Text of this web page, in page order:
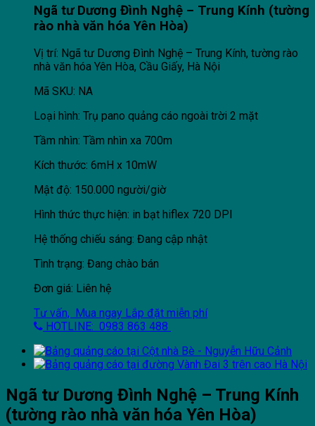
Ngã tư Dương Đình Nghệ – Trung Kính (tường
rào nhà văn hóa Yên Hòa)
Vị trí: Ngã tư Dương Đình Nghệ – Trung Kính, tường rào
nhà văn hóa Yên Hòa, Cầu Giấy, Hà Nội
Mã SKU: NA
Loại hình: Trụ pano quảng cáo ngoài trời 2 mặt
Tầm nhìn: Tầm nhìn xa 700m
Kích thước: 6mH x 10mW
Mật độ: 150.000 người/giờ
Hình thức thực hiện: in bạt hiflex 720 DPI
Hệ thống chiếu sáng: Đang cập nhật
Tình trạng: Đang chào bán
Đơn giá: Liên hệ
Tư vấn, Mua ngay Lắp đặt miễn phí
HOTLINE: 0983 863 488
Ngã tư Dương Đình Nghệ – Trung Kính
(tường rào nhà văn hóa Yên Hòa)